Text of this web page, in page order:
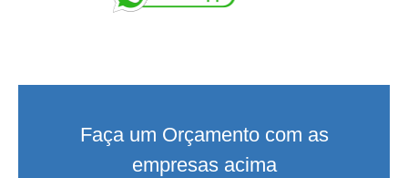
Faça um Orçamento com as
empresas acima